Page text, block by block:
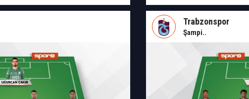
Trabzonspor
Şampi..